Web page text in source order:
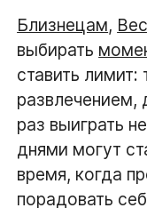
Близнецам,
выбирать
ставить лимит:
развлечением,
раз выиграть
днями могут
время, когда
порадовать